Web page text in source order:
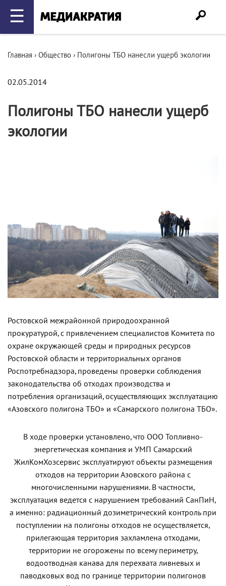
☰
Главная › Общество › Полигоны ТБО нанесли ущерб экологии
02.05.2014
Полигоны ТБО нанесли ущерб
экологии
Ростовской межрайонной природоохранной
прокуратурой, с привлечением специалистов Комитета по
охране окружающей среды и природных ресурсов
Ростовской области и территориальных органов
Роспотребнадзора, проведены проверки соблюдения
законодательства об отходах производства и
потребления организаций, осуществляющих эксплуатацию
«Азовского полигона ТБО» и «Самарского полигона ТБО».
В ходе проверки установлено, что ООО Топливно-
энергетическая компания и УМП Самарский
ЖилКомХозсервис эксплуатируют объекты размещения
отходов на территории Азовского района с
многочисленными нарушениями. В частности,
эксплуатация ведется с нарушением требований СанПиН,
а именно: радиационный дозиметрический контроль при
поступлении на полигоны отходов не осуществляется,
прилегающая территория захламлена отходами,
территории не огорожены по всему периметру,
водоотводная канава для перехвата ливневых и
паводковых вод по границе территории полигонов